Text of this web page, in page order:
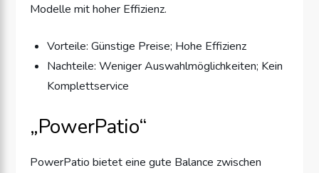
Modelle mit hoher Effizienz.
Vorteile: Günstige Preise; Hohe Effizienz
Nachteile: Weniger Auswahlmöglichkeiten; Kein
Komplettservice
„PowerPatio“
PowerPatio bietet eine gute Balance zwischen